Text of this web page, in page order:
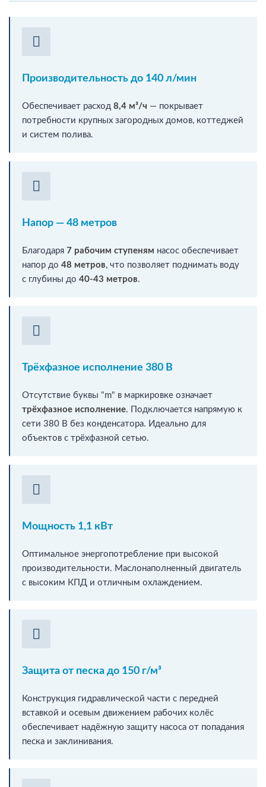
Производительность до 140 л/мин
Обеспечивает расход 8,4 м³/ч — покрывает
потребности крупных загородных домов, коттеджей
и систем полива.
Напор — 48 метров
Благодаря 7 рабочим ступеням насос обеспечивает
напор до 48 метров, что позволяет поднимать воду
с глубины до 40-43 метров.
Трёхфазное исполнение 380 В
Отсутствие буквы "m" в маркировке означает
трёхфазное исполнение. Подключается напрямую к
сети 380 В без конденсатора. Идеально для
объектов с трёхфазной сетью.
Мощность 1,1 кВт
Оптимальное энергопотребление при высокой
производительности. Маслонаполненный двигатель
с высоким КПД и отличным охлаждением.
Защита от песка до 150 г/м³
Конструкция гидравлической части с передней
вставкой и осевым движением рабочих колёс
обеспечивает надёжную защиту насоса от попадания
песка и заклинивания.